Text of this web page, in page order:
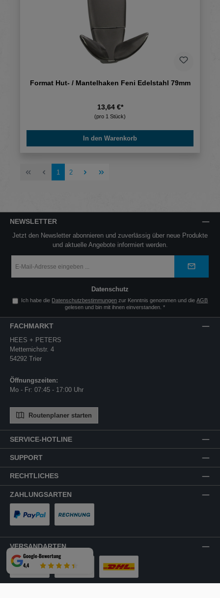
Format Hut- / Mantelhaken Feni Edelstahl 79mm
13,64 €*
(pro 1 Stück)
In den Warenkorb
Seite
1 Seite
2
NEWSLETTER
Jetzt den Newsletter abonnieren und zuverlässig über neue Produkte
und aktuelle Angebote informiert werden.
Mail-
*
Datenschutz
Ich habe die Datenschutzbestimmungen zur Kenntnis genommen und dieAGB
gelesen und bin mit ihnen einverstanden. *
SERVICE-HOTLINE
SUPPORT
RECHTLICHES
ZAHLUNGSARTEN
VERSANDARTEN
LKW-Tour Spedition DHL
FACHMARKT
HEES + PETERS
Metternichstr. 4
54292 Trier
Öffnungszeiten:
Mo - Fr: 07:45 - 17:00 Uhr
Routenplaner starten
Google-Bewertung
4,4